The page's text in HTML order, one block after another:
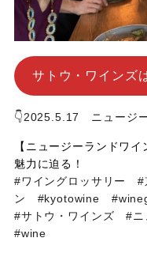
サトウ・ワインズ
👇2025.5.17 ニュージ
【ニュージーランドワ
魅力に迫る！
#ワイングロッサリー
ン #kyotowine
#サトウ・ワインズ #
#wine